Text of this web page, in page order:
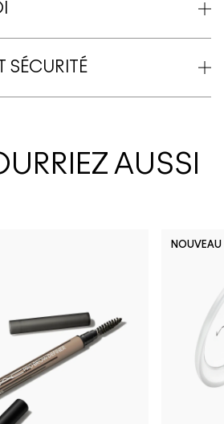
SÉCURITÉ
AUSSI
NOUVEAU